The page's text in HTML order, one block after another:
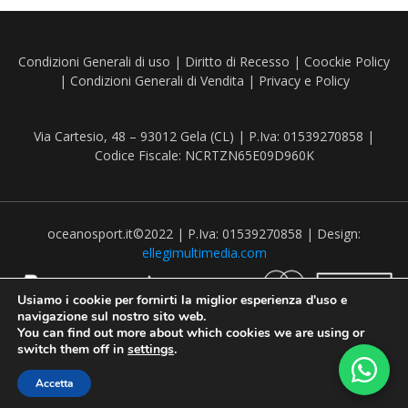
Condizioni Generali di uso | Diritto di Recesso | Coockie Policy
| Condizioni Generali di Vendita | Privacy e Policy
Via Cartesio, 48 – 93012 Gela (CL) | P.Iva: 01539270858 |
Codice Fiscale: NCRTZN65E09D960K
oceanosport.it©2022 | P.Iva: 01539270858 | Design:
ellegimultimedia.com
Usiamo i cookie per fornirti la miglior esperienza d'uso e
navigazione sul nostro sito web.
You can find out more about which cookies we are using or
switch them off in settings.
Accetta